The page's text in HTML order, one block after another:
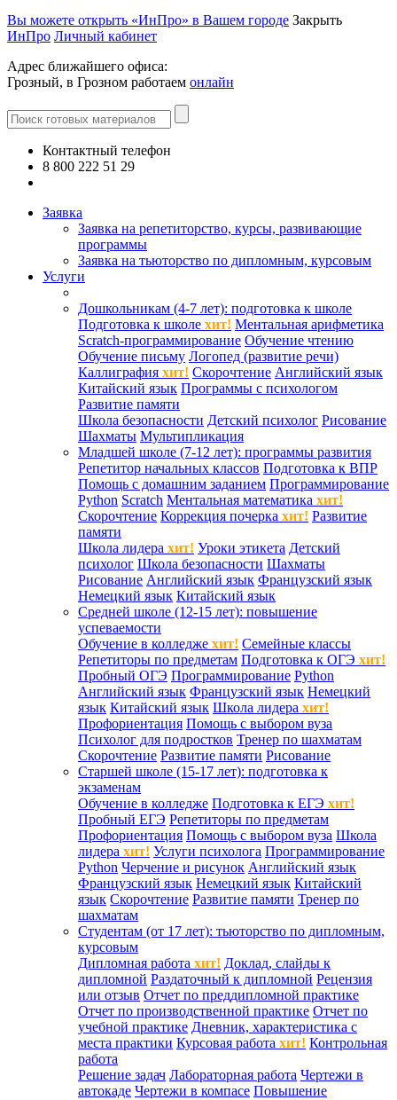
Вы можете открыть «ИнПро» в Вашем городе Закрыть
ИнПро Личный кабинет
Адрес ближайшего офиса:
Грозный, в Грозном работаем онлайн
Контактный телефон
8 800 222 51 29
Заявка
Заявка на репетиторство, курсы, развивающие
программы
Заявка на тьюторство по дипломным, курсовым
Услуги
Дошкольникам (4-7 лет): подготовка к школе
Подготовка к школе хит! Ментальная арифметика
Scratch-программирование Обучение чтению
Обучение письму Логопед (развитие речи)
Каллиграфия хит! Скорочтение Английский язык
Китайский язык Программы с психологом
Развитие памяти
Школа безопасности Детский психолог Рисование
Шахматы Мультипликация
Младшей школе (7-12 лет): программы развития
Репетитор начальных классов Подготовка к ВПР
Помощь с домашним заданием Программирование
Python Scratch Ментальная математика хит!
Скорочтение Коррекция почерка хит! Развитие
памяти
Школа лидера хит! Уроки этикета Детский
психолог Школа безопасности Шахматы
Рисование Английский язык Французский язык
Немецкий язык Китайский язык
Средней школе (12-15 лет): повышение
успеваемости
Обучение в колледже хит! Семейные классы
Репетиторы по предметам Подготовка к ОГЭ хит!
Пробный ОГЭ Программирование Python
Английский язык Французский язык Немецкий
язык Китайский язык Школа лидера хит!
Профориентация Помощь с выбором вуза
Психолог для подростков Тренер по шахматам
Скорочтение Развитие памяти Рисование
Старшей школе (15-17 лет): подготовка к
экзаменам
Обучение в колледже Подготовка к ЕГЭ хит!
Пробный ЕГЭ Репетиторы по предметам
Профориентация Помощь с выбором вуза Школа
лидера хит! Услуги психолога Программирование
Python Черчение и рисунок Английский язык
Французский язык Немецкий язык Китайский
язык Скорочтение Развитие памяти Тренер по
шахматам
Студентам (от 17 лет): тьюторство по дипломным,
курсовым
Дипломная работа хит! Доклад, слайды к
дипломной Раздаточный к дипломной Рецензия
или отзыв Отчет по преддипломной практике
Отчет по производственной практике Отчет по
учебной практике Дневник, характеристика с
места практики Курсовая работа хит! Контрольная
работа
Решение задач Лабораторная работа Чертежи в
автокаде Чертежи в компасе Повышение